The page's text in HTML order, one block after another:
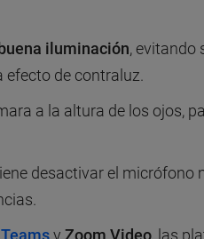
iluminación, evitando
de contraluz.
a la altura de los ojos,
desactivar el micrófono
y Zoom Video, las